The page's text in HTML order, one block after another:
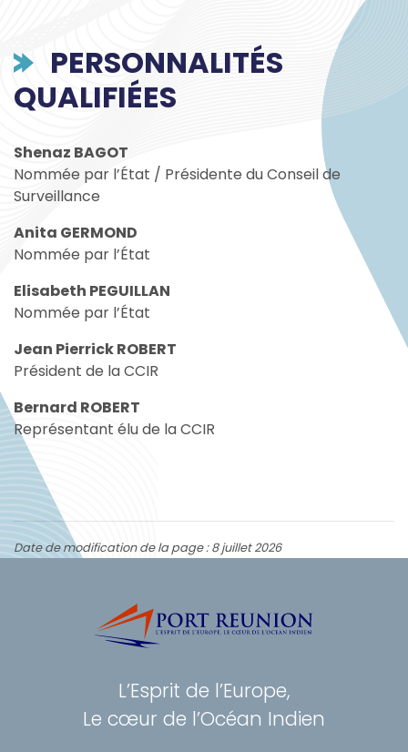
PERSONNALITÉS
QUALIFIÉES
Shenaz BAGOT
Nommée par l’État / Présidente du Conseil de
Surveillance
Anita GERMOND
Nommée par l’État
Elisabeth PEGUILLAN
Nommée par l’État
Jean Pierrick ROBERT
Président de la CCIR
Bernard ROBERT
Représentant élu de la CCIR
Date de modification de la page : 8 juillet 2026
L’Esprit de l’Europe,
Le cœur de l’Océan Indien